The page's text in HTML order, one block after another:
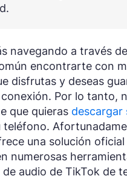
navegando a través
encontrarte con
disfrutas y deseas
Por lo tanto,
que quieras descargar
teléfono.
una solución
numerosas
de audio de TikTok de